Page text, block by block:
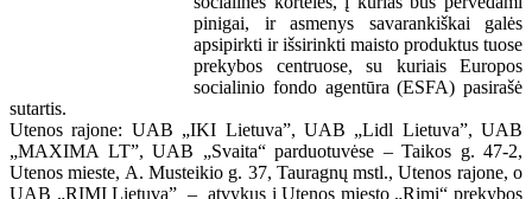
pinigai, ir asmenys savarankiškai galės
apsipirkti ir išsirinkti maisto produktus tuose
prekybos centruose, su kuriais Europos
socialinio fondo agentūra (ESFA) pasirašė
sutartis.
Utenos rajone: UAB „IKI Lietuva”, UAB „Lidl Lietuva”, UAB
„MAXIMA LT”, UAB „Svaita“ parduotuvėse – Taikos g. 47-2,
Utenos mieste, A. Musteikio g. 37, Tauragnų mstl., Utenos rajone, o
UAB „RIMI Lietuva” ­– atvykus į Utenos miesto „Rimi“ prekybos